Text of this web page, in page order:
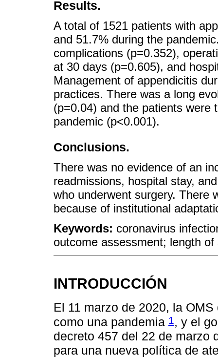
Results.
A total of 1521 patients with
and 51.7% during the
complications (p=0.352),
at 30 days (p=0.605), and
Management of appendicitis
practices. There was a long
(p=0.04) and the patients were
pandemic (p<0.001).
Conclusions.
There was no evidence of an
readmissions, hospital stay,
who underwent surgery. There
because of institutional
Keywords: coronavirus
outcome assessment; length
INTRODUCCIÓN
El 11 marzo de 2020, la
como una pandemia 1, y el
decreto 457 del 22 de marzo
para una nueva política de